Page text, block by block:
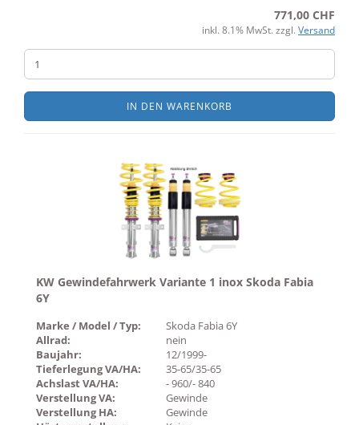
771,00 CHF
inkl. 8.1% MwSt. zzgl. Versand
IN DEN WARENKORB
KW Gewindefahrwerk Variante 1 inox Skoda Fabia
6Y
Marke / Model / Typ:
Skoda Fabia 6Y
Allrad:
nein
Baujahr:
12/1999-
Tieferlegung VA/HA:
35-65/35-65
Achslast VA/HA:
- 960/- 840
Verstellung VA:
Gewinde
Verstellung HA:
Gewinde